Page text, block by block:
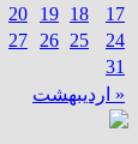
« اردیبهشت
17
18
19
20
24
25
26
27
31